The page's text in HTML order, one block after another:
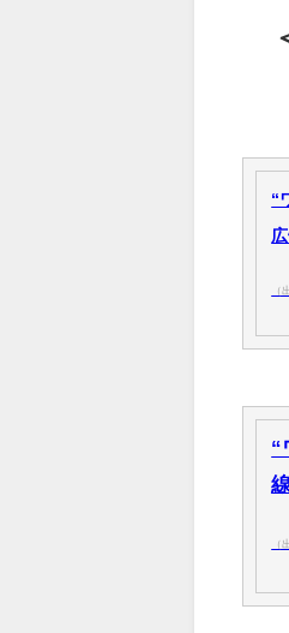
“
（
“
（